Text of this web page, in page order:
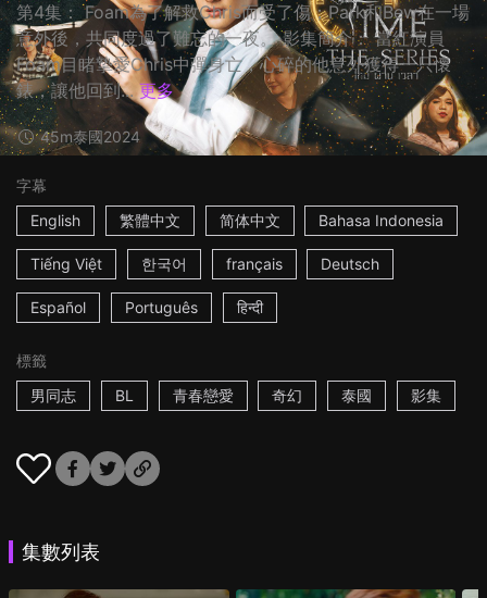
第4集： Foam為了解救Chris而受了傷；Park和Bew在一場
意外後，共同度過了難忘的一夜。 影集簡介： 當紅演員
Foam目睹摯愛Chris中彈身亡，心碎的他意外獲得一只懷
錶，讓他回到... 更多
45m泰國2024
字幕
English
繁體中文 简体中文 Bahasa Indonesia
Tiếng Việt 한국어 français Deutsch
Español Português हिन्दी
標籤
男同志
BL 青春戀愛 奇幻 泰國 影集
集數列表